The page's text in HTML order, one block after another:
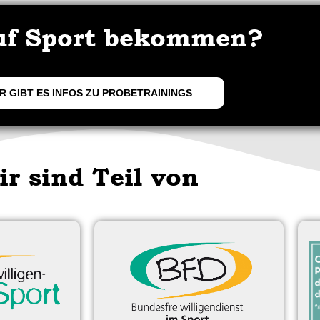
Sport bekommen?
GIBT ES INFOS ZU PROBETRAININGS
sind Teil von